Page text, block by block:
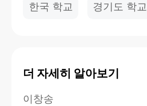
한국 학교 경기도 학교
더 자세히 알아보기
이창송